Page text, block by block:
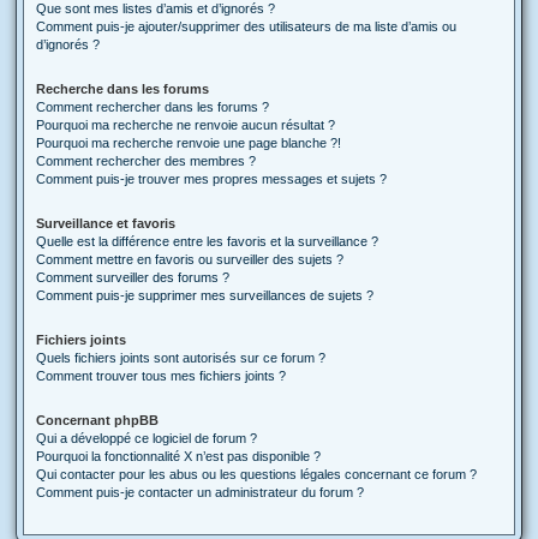
Que sont mes listes d’amis et d’ignorés ?
Comment puis-je ajouter/supprimer des utilisateurs de ma liste d’amis ou
d’ignorés ?
Recherche dans les forums
Comment rechercher dans les forums ?
Pourquoi ma recherche ne renvoie aucun résultat ?
Pourquoi ma recherche renvoie une page blanche ?!
Comment rechercher des membres ?
Comment puis-je trouver mes propres messages et sujets ?
Surveillance et favoris
Quelle est la différence entre les favoris et la surveillance ?
Comment mettre en favoris ou surveiller des sujets ?
Comment surveiller des forums ?
Comment puis-je supprimer mes surveillances de sujets ?
Fichiers joints
Quels fichiers joints sont autorisés sur ce forum ?
Comment trouver tous mes fichiers joints ?
Concernant phpBB
Qui a développé ce logiciel de forum ?
Pourquoi la fonctionnalité X n’est pas disponible ?
Qui contacter pour les abus ou les questions légales concernant ce forum ?
Comment puis-je contacter un administrateur du forum ?